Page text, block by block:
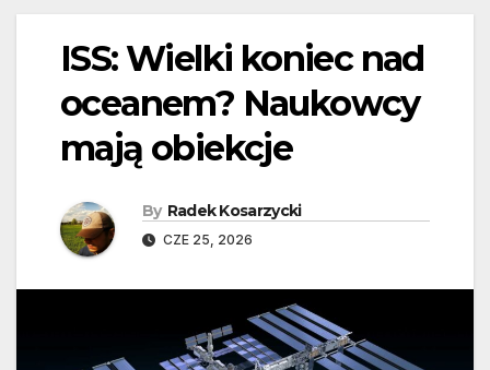
ISS: Wielki koniec nad
oceanem? Naukowcy
mają obiekcje
By Radek Kosarzycki
CZE 25, 2026